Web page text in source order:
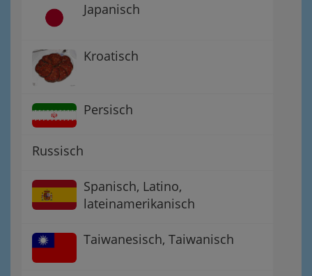
Japanisch
Kroatisch
Persisch
Russisch
Spanisch, Latino,
lateinamerikanisch
Taiwanesisch, Taiwanisch